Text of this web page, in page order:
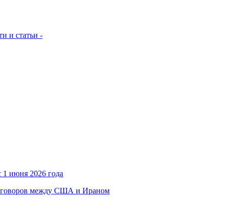
и статьи -
1 июня 2026 года
между США и Ираном